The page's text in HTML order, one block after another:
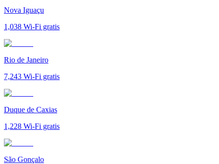
Nova Iguaçu
1,038 Wi-Fi gratis
Rio de Janeiro
7,243 Wi-Fi gratis
Duque de Caxias
1,228 Wi-Fi gratis
São Gonçalo